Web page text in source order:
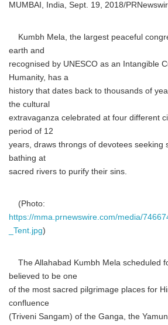
MUMBAI, India, Sept. 19, 2018/
Kumbh Mela, the largest peaceful
earth and
recognised by UNESCO as an Intangible
Humanity, has a
history that dates back to thousands of
the cultural
extravaganza celebrated at four different
period of 12
years, draws throngs of devotees seeking
bathing at
sacred rivers to purify their sins.
(Photo:
https://mma.prnewswire.com/media/
_Tent.jpg)
The Allahabad Kumbh Mela scheduled
believed to be one
of the most sacred pilgrimage places for
confluence
(Triveni Sangam) of the Ganga, the